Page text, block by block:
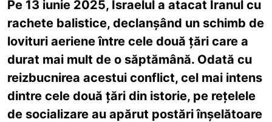
Pe 13 iunie 2025, Israelul a atacat Iranul cu
rachete balistice, declanșând un schimb de
lovituri aeriene între cele două țări care a
durat mai mult de o săptămână. Odată cu
reizbucnirea acestui conflict, cel mai intens
dintre cele două țări din istorie, pe rețelele
de socializare au apărut postări înșelătoare